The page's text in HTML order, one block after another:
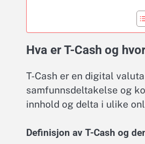
Hva er T-Cash og
T-Cash er en digital
samfunnsdeltakelse og
innhold og delta i ulike
Definisjon av T-Cash og